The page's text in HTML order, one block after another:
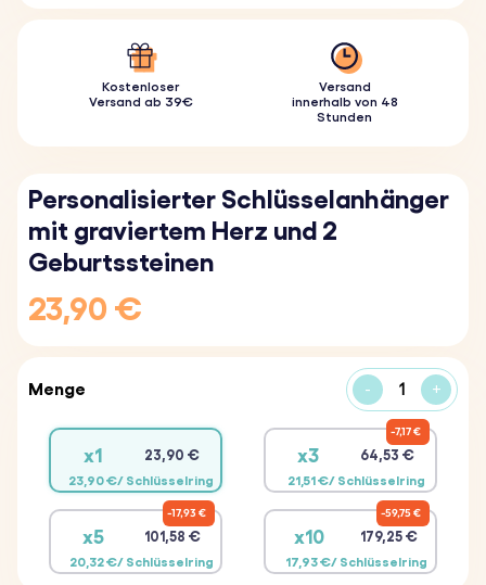
Kostenloser
Versand ab 39€
Versand
innerhalb von 48
Stunden
Personalisierter Schlüsselanhänger
mit graviertem Herz und 2
Geburtssteinen
23,90 €
Menge - +
x1 23,90 €
23,90 €/ Schlüsselring
x3 64,53 €
21,51 €/ Schlüsselring
7,17 €
x5 101,58 €
20,32 €/ Schlüsselring
17,93 €
x10 179,25 €
17,93 €/ Schlüsselring
59,75 €